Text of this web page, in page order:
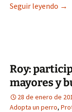
Seguir leyendo →
Roy:
mayores y
28 de enero de
Adopta un perro,